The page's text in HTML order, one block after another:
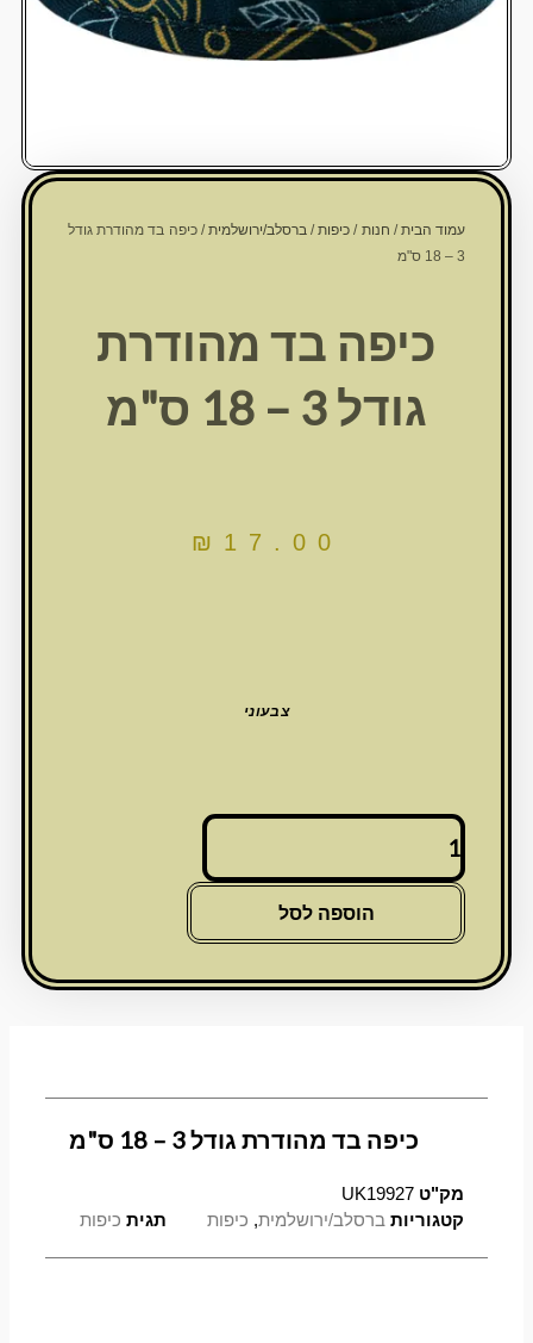
עמוד הבית/חנות/כיפות/ברסלב/ירושלמית/ כיפה בד מהודרת גודל
כיפה בד מהודרת
גודל 3 – 18 ס"מ
₪ 17.00
מהודרת
גודל
3
הוספה לסל
כיפה בד מהודרת גודל 3 – 18 ס"מ
מק"טUK19927
קטגוריות ברסלב/ירושלמית,כיפות תגית כיפות